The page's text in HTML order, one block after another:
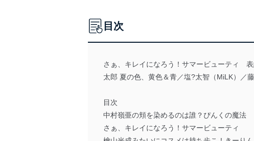
目次
さぁ、キレイになろう！サマービューティ
太郎 夏の色、黄色＆青／塩?太智（MiLK）／
目次
中村嶺亜の頬を染めるのは誰？ぴんくの魔法
さぁ、キレイになろう！サマービューティ